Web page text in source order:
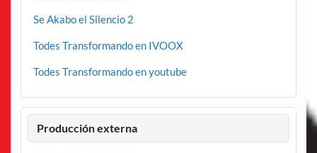
Se Akabo el Silencio 2
Todes Transformando en IVOOX
Todes Transformando en youtube
Producción externa